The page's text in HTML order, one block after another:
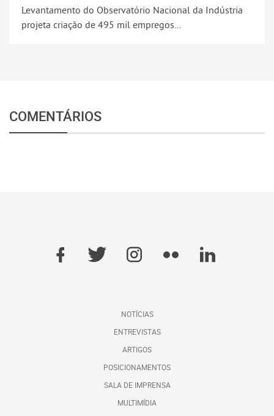
Levantamento do Observatório Nacional da Indústria
projeta criação de 495 mil empregos...
COMENTÁRIOS
NOTÍCIAS
ENTREVISTAS
ARTIGOS
POSICIONAMENTOS
SALA DE IMPRENSA
MULTIMÍDIA